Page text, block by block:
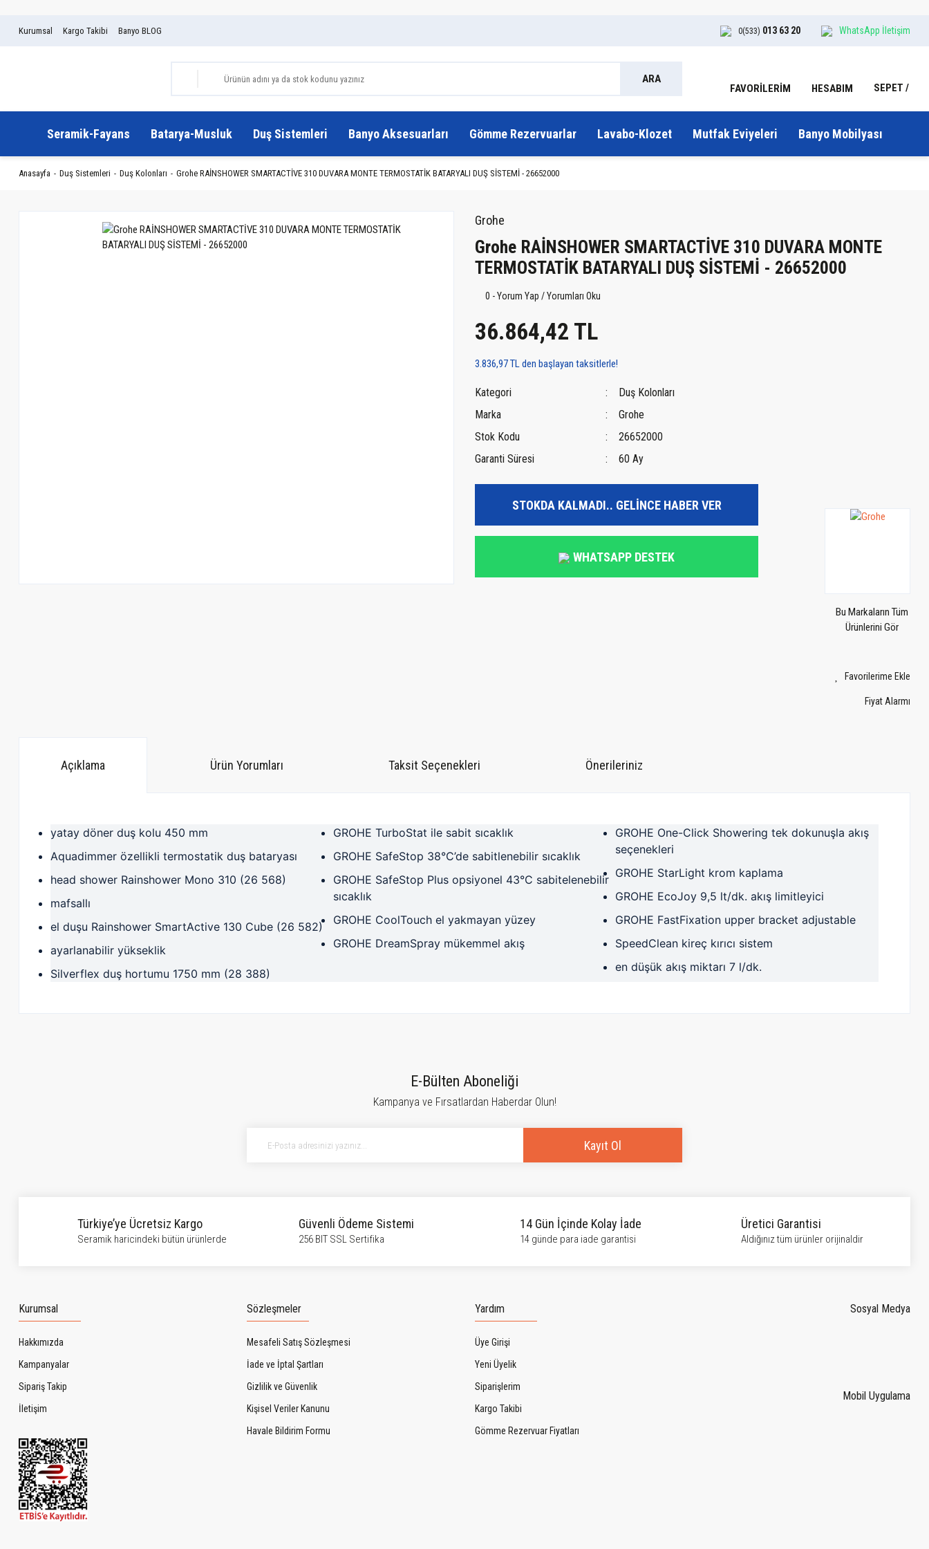
Kurumsal Kargo Takibi Banyo BLOG 0(533) 013 63 20 WhatsApp İletişim
ARA
FAVORİLERİM HESABIM SEPET
Seramik-Fayans Batarya-Musluk Duş Sistemleri Banyo Aksesuarları Gömme Rezervuarlar Lavabo-Klozet Mutfak Eviyeleri Banyo Mobilyası
Anasayfa Duş Sistemleri Duş Kolonları Grohe RAİNSHOWER SMARTACTİVE 310 DUVARA MONTE TERMOSTATİK BATARYALI DUŞ SİSTEMİ - 26652000
Grohe
Grohe RAİNSHOWER SMARTACTİVE 310 DUVARA MONTE
TERMOSTATİK BATARYALI DUŞ SİSTEMİ - 26652000
0 - Yorum Yap / Yorumları Oku
36.864,42 TL
3.836,97 TL den başlayan taksitlerle!
Kategori
Duş Kolonları
Marka
Grohe
Stok Kodu
26652000
Garanti Süresi
60 Ay
STOKDA KALMADI.. GELİNCE HABER VER
WHATSAPP DESTEK
Bu Markaların Tüm
Ürünlerini Gör
Fiyat Alarmı
Açıklama Ürün Yorumları Taksit Seçenekleri Önerileriniz
yatay döner duş kolu 450 mm
Aquadimmer özellikli termostatik duş bataryası
head shower Rainshower Mono 310 (26 568)
mafsallı
el duşu Rainshower SmartActive 130 Cube (26 582)
ayarlanabilir yükseklik
Silverflex duş hortumu 1750 mm (28 388)
GROHE TurboStat ile sabit sıcaklık
GROHE SafeStop 38°C’de sabitlenebilir sıcaklık
GROHE SafeStop Plus opsiyonel 43°C sabitelenebilir
sıcaklık
GROHE CoolTouch el yakmayan yüzey
GROHE DreamSpray mükemmel akış
GROHE One-Click Showering tek dokunuşla akış
seçenekleri
GROHE StarLight krom kaplama
GROHE EcoJoy 9,5 lt/dk. akış limitleyici
GROHE FastFixation upper bracket adjustable
SpeedClean kireç kırıcı sistem
en düşük akış miktarı 7 l/dk.
Bu ürüne ilk yorumu siz yapın!
E-Bülten Aboneliği
Kampanya ve Fırsatlardan Haberdar Olun!
Kayıt Ol
Türkiye’ye Ücretsiz Kargo
Seramik haricindeki bütün ürünlerde
Güvenli Ödeme Sistemi
256 BIT SSL Sertifika
14 Gün İçinde Kolay İade
14 günde para iade garantisi
Üretici Garantisi
Aldığınız tüm ürünler orijinaldir
Kurumsal
Hakkımızda
Kampanyalar
Sipariş Takip
İletişim
Sözleşmeler
Mesafeli Satış Sözleşmesi
İade ve İptal Şartları
Gizlilik ve Güvenlik
Kişisel Veriler Kanunu
Havale Bildirim Formu
Yardım
Üye Girişi
Yeni Üyelik
Siparişlerim
Kargo Takibi
Gömme Rezervuar Fiyatları
Sosyal Medya
Mobil Uygulama